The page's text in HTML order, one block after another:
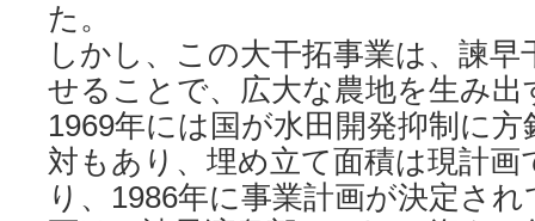
た。
しかし、この大干拓事業は、諫早
せることで、広大な農地を生み
1969年には国が水田開発抑制に
対もあり、埋め立て面積は現計画
り、1986年に事業計画が決定さ